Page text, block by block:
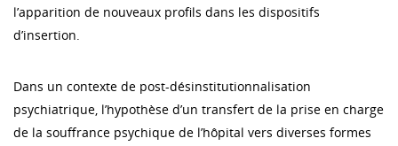
l’apparition de nouveaux profils dans les dispositifs
d’insertion.
Dans un contexte de post-désinstitutionnalisation
psychiatrique, l’hypothèse d’un transfert de la prise en charge
de la souffrance psychique de l’hôpital vers diverses formes